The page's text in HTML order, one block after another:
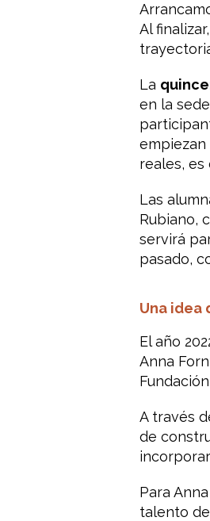
Al
La
en la
empiezan
reales, es
Las
Rubiano,
servirá
pasado,
Una idea
El año
Anna
A través
de
Para
talento